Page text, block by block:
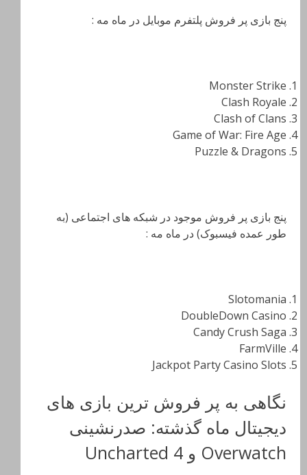
پنج بازی پر فروش پلتفرم موبایل در ماه مه :
Monster Strike
Clash Royale
Clash of Clans
Game of War: Fire Age
Puzzle & Dragons
پنج بازی پر فروش موجود در شبکه های اجتماعی (به
طور عمده فیسبوک) در ماه مه :
Slotomania
DoubleDown Casino
Candy Crush Saga
FarmVille
Jackpot Party Casino Slots
نگاهی به پر فروش ترین بازی های
دیجیتال ماه گذشته: صدرنشینی
Overwatch و Uncharted 4